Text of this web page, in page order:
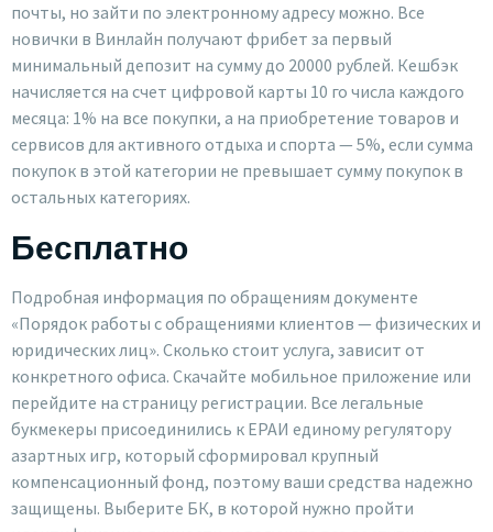
почты, но зайти по электронному адресу можно. Все
новички в Винлайн получают фрибет за первый
минимальный депозит на сумму до 20000 рублей. Кешбэк
начисляется на счет цифровой карты 10 го числа каждого
месяца: 1% на все покупки, а на приобретение товаров и
сервисов для активного отдыха и спорта — 5%, если сумма
покупок в этой категории не превышает сумму покупок в
остальных категориях.
Бесплатно
Подробная информация по обращениям документе
«Порядок работы с обращениями клиентов — физических и
юридических лиц». Сколько стоит услуга, зависит от
конкретного офиса. Скачайте мобильное приложение или
перейдите на страницу регистрации. Все легальные
букмекеры присоединились к ЕРАИ единому регулятору
азартных игр, который сформировал крупный
компенсационный фонд, поэтому ваши средства надежно
защищены. Выберите БК, в которой нужно пройти